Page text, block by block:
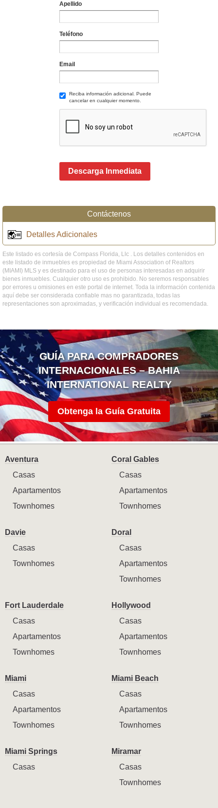
Apellido
Teléfono
Email
Reciba información adicional. Puede
cancelar en cualquier momento.
Descarga Inmediata
Contáctenos
Detalles Adicionales
Este listado es cortesía de Compass Florida, Llc . Los detalles contenidos en
este listado de inmuebles es propiedad de Miami Association of Realtors
(MIAMI) MLS y es destinado para el uso de personas interesadas en adquirir
bienes inmuebles. Cualquier otro uso es prohibido. No seremos responsables
por errores u omisiones en este portal de internet. Toda la información contenida
aquí debe ser considerada confiable mas no garantizada, todas las
representaciones son aproximadas, y verificación individual es recomendada.
GUÍA PARA COMPRADORES
INTERNACIONALES – BAHIA
INTERNATIONAL REALTY
Obtenga la Guía Gratuita
Aventura
Casas
Apartamentos
Townhomes
Coral Gables
Casas
Apartamentos
Townhomes
Davie
Casas
Townhomes
Doral
Casas
Apartamentos
Townhomes
Fort Lauderdale
Casas
Apartamentos
Townhomes
Hollywood
Casas
Apartamentos
Townhomes
Miami
Casas
Apartamentos
Townhomes
Miami Beach
Casas
Apartamentos
Townhomes
Miami Springs
Casas
Miramar
Casas
Townhomes